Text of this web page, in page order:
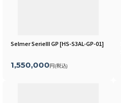
Selmer SerieIII GP[HS-S3AL-GP-01]
1,550,000円(税込)